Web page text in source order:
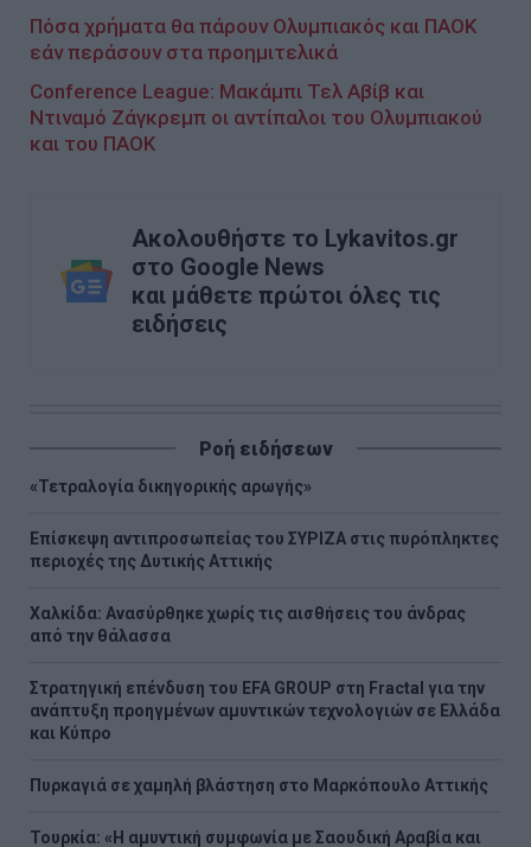
Πόσα χρήματα θα πάρουν Ολυμπιακός και ΠΑΟΚ
εάν περάσουν στα προημιτελικά
Conference League: Μακάμπι Τελ Αβίβ και
Ντιναμό Ζάγκρεμπ οι αντίπαλοι του Ολυμπιακού
και του ΠΑΟΚ
Ακολουθήστε το Lykavitos.gr
στο Google News
και μάθετε πρώτοι όλες τις
ειδήσεις
Ροή ειδήσεων
«Τετραλογία δικηγορικής αρωγής»
Επίσκεψη αντιπροσωπείας του ΣΥΡΙΖΑ στις πυρόπληκτες
περιοχές της Δυτικής Αττικής
Χαλκίδα: Ανασύρθηκε χωρίς τις αισθήσεις του άνδρας
από την θάλασσα
Στρατηγική επένδυση του EFA GROUP στη Fractal για την
ανάπτυξη προηγμένων αμυντικών τεχνολογιών σε Ελλάδα
και Κύπρο
Πυρκαγιά σε χαμηλή βλάστηση στο Μαρκόπουλο Αττικής
Τουρκία: «Η αμυντική συμφωνία με Σαουδική Αραβία και